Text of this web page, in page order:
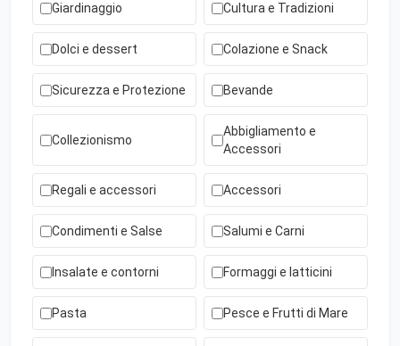
Giardinaggio Cultura e Tradizioni
Dolci e dessert Colazione e Snack
Sicurezza e Protezione Bevande
Collezionismo
Abbigliamento e
Accessori
Regali e accessori Accessori
Condimenti e Salse Salumi e Carni
Insalate e contorni Formaggi e latticini
Pasta Pesce e Frutti di Mare